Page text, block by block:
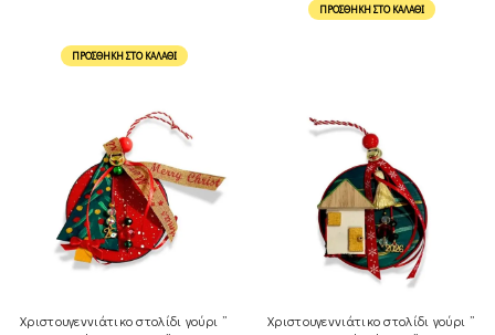
ΠΡΟΣΘΉΚΗ ΣΤΟ ΚΑΛΆΘΙ
ΠΡΟΣΘΉΚΗ ΣΤΟ ΚΑΛΆΘΙ
Χριστουγεννιάτικο στολίδι γούρι ”
Χριστουγεννιάτικο στολίδι γούρι ”